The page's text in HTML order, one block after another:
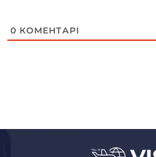
0 КОМЕНТАРІ